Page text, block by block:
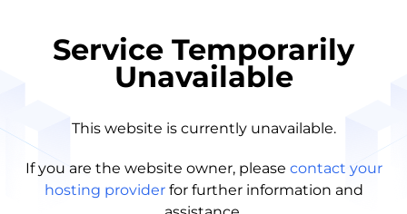
Service Temporarily
Unavailable
This website is currently unavailable.
If you are the website owner, please contact your
hosting provider for further information and